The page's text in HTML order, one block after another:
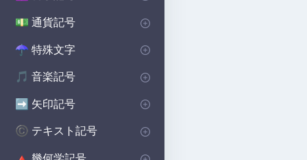
Ac 化学記号
β 物理記号
Θ シータ記号
° 度記号
Ω オメガシンボル
⚯ 生物学の記号
💵 通貨記号
$ 世界の主要通貨
¢ セント記号
£ ポンド通貨記号
¥ 日本円 通貨記号
☂︎ 特殊文字
: 句読点
⚜ 装飾的なシンボル
• ドット記号
☮️ プリンスシンボル
⚔️ ベルセルクのシンボル
⚔️ バイキングのシンボル
🔨 溶接記号
🏫 学校のシンボル
⭐ スター・ウォーズのシンボル
ॐ ヒンドゥー教のシンボル
☯️ 異教のシンボル
🎵 音楽記号
♩ 備考 記号
♯ 記号
🎵 休符記号
🎼 音楽記号を繰り返す
➡️ 矢印記号
➡️ 方向矢印
↓ 下矢印記号
→ 右矢印記号
↑ 上矢印記号
^ キャレット矢印記号
©️ テキスト記号
©️ 著作権シンボル
♀ 女性のシンボル
❤️ 美的シンボル
♂ 男性のシンボル
🦇 バットマンのシンボル
Ⓐ 無政府主義のシンボル
✝️ 十字のシンボル
¶ 段落記号
🚗 車のシンボル
🧩 自閉症のシンボル
☘️ ケルトのシンボル
🍽️ 食器洗い機の記号
🔮 ハリー・ポッターのシンボル
🔨 北欧のシンボル
🐉 保護シンボル